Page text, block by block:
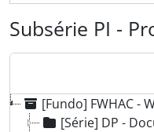
Subsérie PI -
[Fundo] FWHAC -
[Série] DP -